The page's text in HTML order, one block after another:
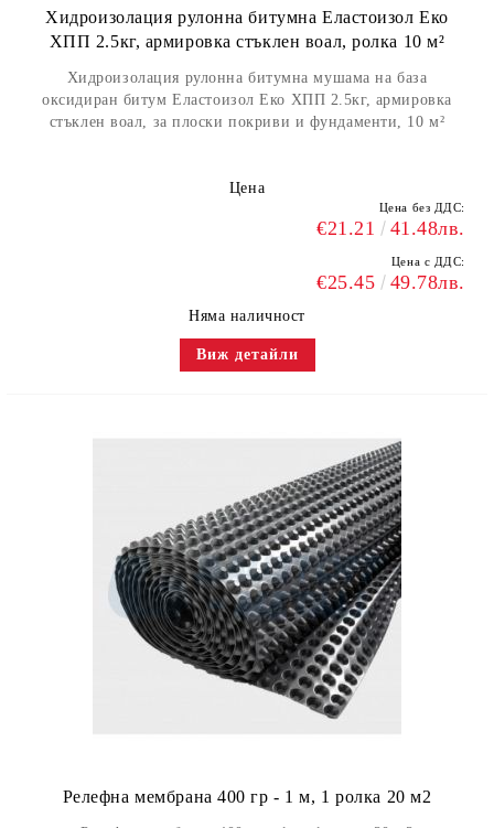
Хидроизолация рулонна битумна Еластоизол Еко
ХПП 2.5кг, армировка стъклен воал, ролка 10 м²
Хидроизолация рулонна битумна мушама на база
оксидиран битум Еластоизол Еко ХПП 2.5кг, армировка
стъклен воал, за плоски покриви и фундаменти, 10 м²
Цена
Цена без ДДС:
€21.21 41.48лв.
Цена с ДДС:
€25.45 49.78лв.
Няма наличност
Виж детайли
Релефна мембрана 400 гр - 1 м, 1 ролка 20 м2